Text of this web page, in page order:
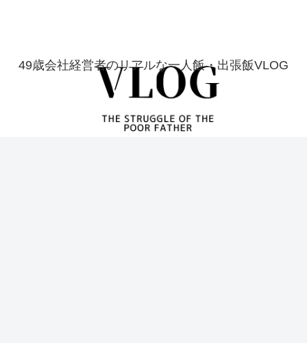
49歳会社経営者のリアルな一人飯・出張飯VLOG